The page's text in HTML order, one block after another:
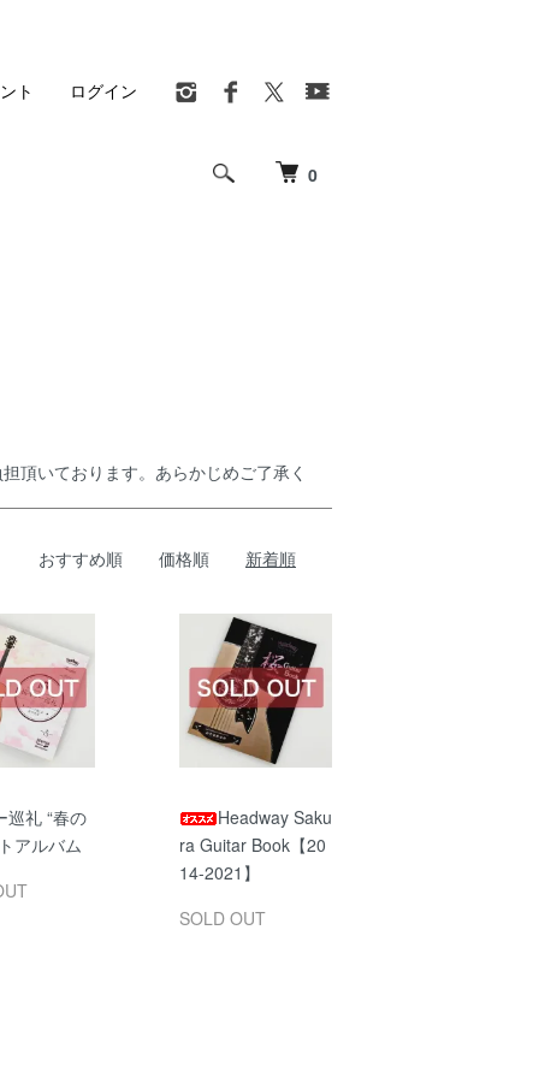
0
ト ログイン
頂いております。あらかじめご了承く
おすすめ順 価格順 新着順
巡礼 “春の
アルバム
Headway Saku
ra Guitar Book【20
14-2021】
SOLD OUT